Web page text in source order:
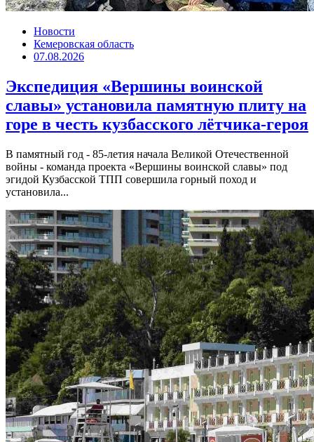
Новости
Кемеровская область
07.08.2026
Экспедиция «Вершины воинской
славы» установила памятную плиту на
горе в честь кузбасского лётчика-героя
В памятный год - 85-летия начала Великой Отечественной
войны - команда проекта «Вершины воинской славы» под
эгидой Кузбасской ТПП совершила горный поход и
установила...